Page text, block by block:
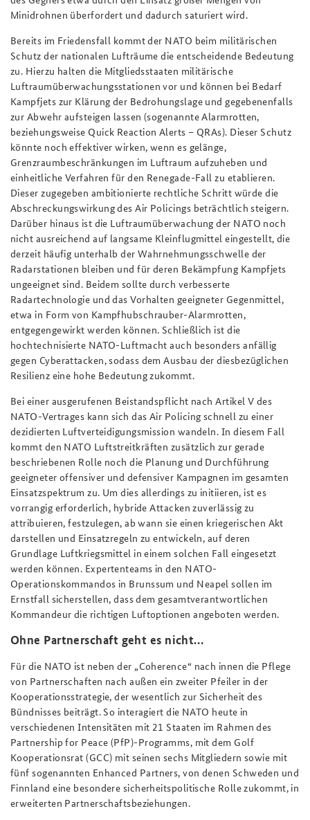
Minidrohnen überfordert und dadurch saturiert wird.
Bereits im Friedensfall kommt der NATO beim militärischen
Schutz der nationalen Lufträume die entscheidende Bedeutung
zu. Hierzu halten die Mitgliedsstaaten militärische
Luftraumüberwachungsstationen vor und können bei Bedarf
Kampfjets zur Klärung der Bedrohungslage und gegebenenfalls
zur Abwehr aufsteigen lassen (sogenannte Alarmrotten,
beziehungsweise Quick Reaction Alerts – QRAs). Dieser Schutz
könnte noch effektiver wirken, wenn es gelänge,
Grenzraumbeschränkungen im Luftraum aufzuheben und
einheitliche Verfahren für den Renegade-Fall zu etablieren.
Dieser zugegeben ambitionierte rechtliche Schritt würde die
Abschreckungswirkung des Air Policings beträchtlich steigern.
Darüber hinaus ist die Luftraumüberwachung der NATO noch
nicht ausreichend auf langsame Kleinflugmittel eingestellt, die
derzeit häufig unterhalb der Wahrnehmungsschwelle der
Radarstationen bleiben und für deren Bekämpfung Kampfjets
ungeeignet sind. Beidem sollte durch verbesserte
Radartechnologie und das Vorhalten geeigneter Gegenmittel,
etwa in Form von Kampfhubschrauber-Alarmrotten,
entgegengewirkt werden können. Schließlich ist die
hochtechnisierte NATO-Luftmacht auch besonders anfällig
gegen Cyberattacken, sodass dem Ausbau der diesbezüglichen
Resilienz eine hohe Bedeutung zukommt.
Bei einer ausgerufenen Beistandspflicht nach Artikel V des
NATO-Vertrages kann sich das Air Policing schnell zu einer
dezidierten Luftverteidigungsmission wandeln. In diesem Fall
kommt den NATO Luftstreitkräften zusätzlich zur gerade
beschriebenen Rolle noch die Planung und Durchführung
geeigneter offensiver und defensiver Kampagnen im gesamten
Einsatzspektrum zu. Um dies allerdings zu initiieren, ist es
vorrangig erforderlich, hybride Attacken zuverlässig zu
attribuieren, festzulegen, ab wann sie einen kriegerischen Akt
darstellen und Einsatzregeln zu entwickeln, auf deren
Grundlage Luftkriegsmittel in einem solchen Fall eingesetzt
werden können. Expertenteams in den NATO-
Operationskommandos in Brunssum und Neapel sollen im
Ernstfall sicherstellen, dass dem gesamtverantwortlichen
Kommandeur die richtigen Luftoptionen angeboten werden.
Ohne Partnerschaft geht es nicht…
Für die NATO ist neben der „Coherence“ nach innen die Pflege
von Partnerschaften nach außen ein zweiter Pfeiler in der
Kooperationsstrategie, der wesentlich zur Sicherheit des
Bündnisses beiträgt. So interagiert die NATO heute in
verschiedenen Intensitäten mit 21 Staaten im Rahmen des
Partnership for Peace (PfP)-Programms, mit dem Golf
Kooperationsrat (GCC) mit seinen sechs Mitgliedern sowie mit
fünf sogenannten Enhanced Partners, von denen Schweden und
Finnland eine besondere sicherheitspolitische Rolle zukommt, in
erweiterten Partnerschaftsbeziehungen.